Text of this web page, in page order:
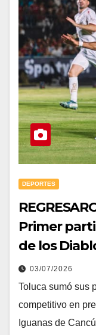
DEPORTES
Primer
de los
03/07/2026
Toluca sumó sus
competitivo en
Iguanas de